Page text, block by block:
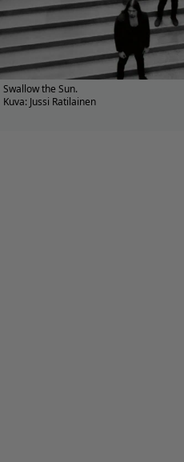
Swallow the Sun.
Kuva: Jussi Ratilainen